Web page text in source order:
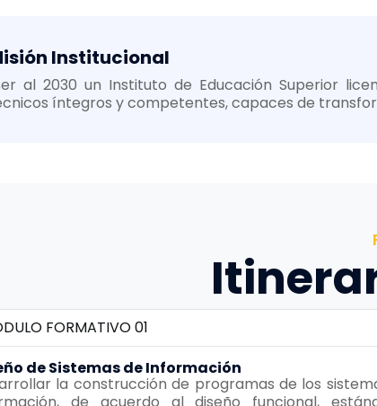
Institucional
al 2030 un Instituto de Educación Superior
íntegros y competentes, capaces de
FORMATIVO 01
de Sistemas de Información
la construcción de programas de los